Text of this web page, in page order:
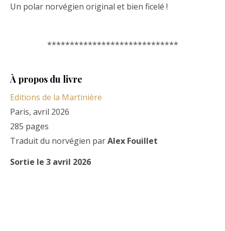
Un polar norvégien original et bien ficelé !
*****************************
À propos du livre
Editions de la Martinière
Paris, avril 2026
285 pages
Traduit du norvégien parAlex Fouillet
Sortie le 3 avril 2026